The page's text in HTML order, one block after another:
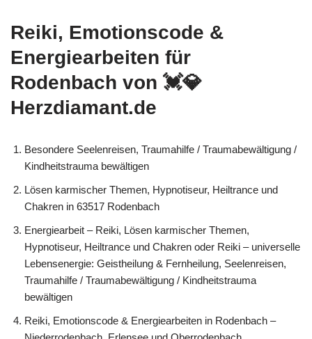
Reiki, Emotionscode &
Energiearbeiten für
Rodenbach von 💓️💎
Herzdiamant.de
Besondere Seelenreisen, Traumahilfe / Traumabewältigung /
Kindheitstrauma bewältigen
Lösen karmischer Themen, Hypnotiseur, Heiltrance und
Chakren in 63517 Rodenbach
Energiearbeit – Reiki, Lösen karmischer Themen,
Hypnotiseur, Heiltrance und Chakren oder Reiki – universelle
Lebensenergie: Geistheilung & Fernheilung, Seelenreisen,
Traumahilfe / Traumabewältigung / Kindheitstrauma
bewältigen
Reiki, Emotionscode & Energiearbeiten in Rodenbach –